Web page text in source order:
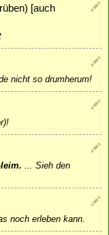
[auch
nicht so drumherum!
... Sieh den
noch erleben kann.